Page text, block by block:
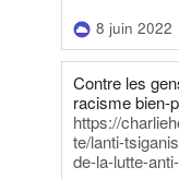
8 juin 2022
Contre les
racisme bien-
https://
te/lanti-
de-la-lutte-